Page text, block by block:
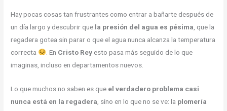
Hay pocas cosas tan frustrantes como entrar a bañarte después de
un día largo y descubrir que la presión del agua es pésima , que la
regadera gotea sin parar o que el agua nunca alcanza la temperatura
correcta
. En Cristo Reyesto pasa más seguido de lo que
imaginas, incluso en departamentos nuevos.
Lo que muchos no saben es que el verdadero problema casi
nunca está en la regadera , sino en lo que no se ve: la plomería